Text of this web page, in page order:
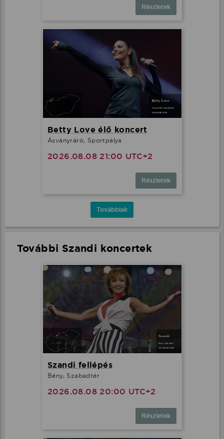
Részletek
Betty Love élő koncert
Ásványráró, Sportpálya
2026.08.08 21:00 UTC+2
Részletek
Továbbiak
További Szandi koncertek
Szandi fellépés
Bény, Szabadtér
2026.08.08 20:00 UTC+2
Részletek